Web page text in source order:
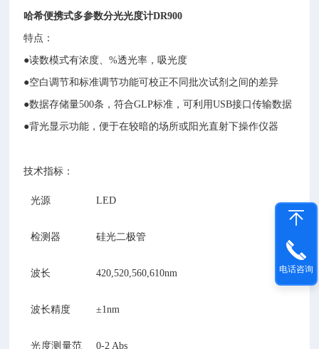
哈希便携式多参数分光光度计DR900
特点：
●读数模式有浓度、%透光率，吸光度
●空白调节和标准调节功能可校正不同批次试剂之间的差异
●数据存储量500条，符合GLP标准，可利用USB接口传输数据
●背光显示功能，便于在较暗的场所或阳光直射下操作仪器
技术指标：
光源 LED
检测器 硅光二极管
波长 420,520,560,610nm
波长精度 ±1nm
光度测量范 0-2 Abs
电话咨询